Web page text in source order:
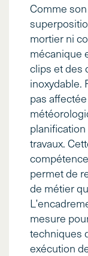
Comme
mortier ni
mécanique
clips et des
inoxydable.
pas
planification
travaux.
permet de
de métier
mesure
techniques
exécution